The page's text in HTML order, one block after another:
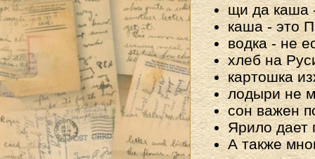
щи да каша
каша - это
водка - не
хлеб на
картошка
лодыри не
сон важен
Ярило дает
А также